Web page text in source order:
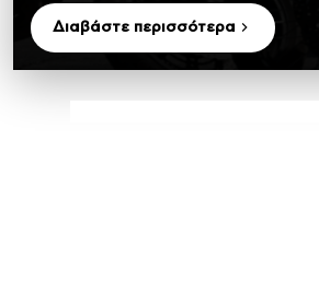
Διαβάστε περισσότερα